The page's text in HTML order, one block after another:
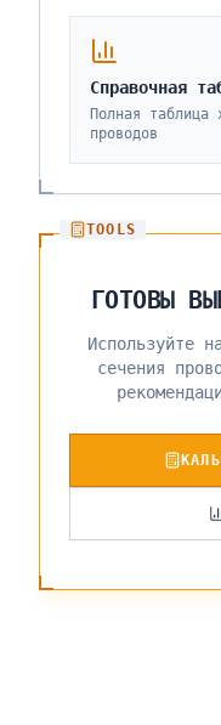
Справочная
Полная таблица
проводов
TOOLS
ГОТОВЫ
Используйте
сечения